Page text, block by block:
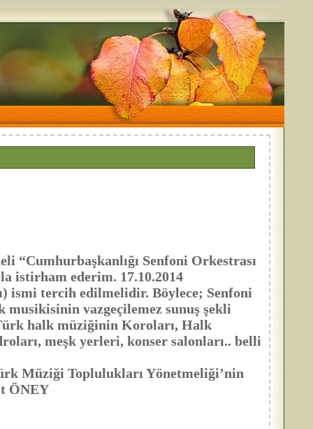
Senfoni Orkestrası
istirham ederim. 17.10.2014
ismi tercih edilmelidir. Böylece; Senfoni
vazgeçilemez sunuş şekli
halk müziğinin Koroları, Halk
meşk yerleri, konser salonları.. belli
Müziği Toplulukları Yönetmeliği’nin
ÖNEY